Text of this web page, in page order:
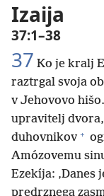
Izaija
37:1–38
37 Ko je kralj
raztrgal svoja
v Jehovovo hišo.
upravitelj
duhovnikov +
Amózovemu
Ezekíja: ‚Danes
predrznega